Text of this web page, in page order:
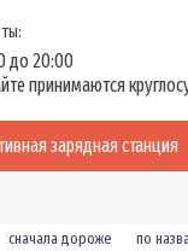
до 20:00
принимаются
зарядная станция
сначала дороже по